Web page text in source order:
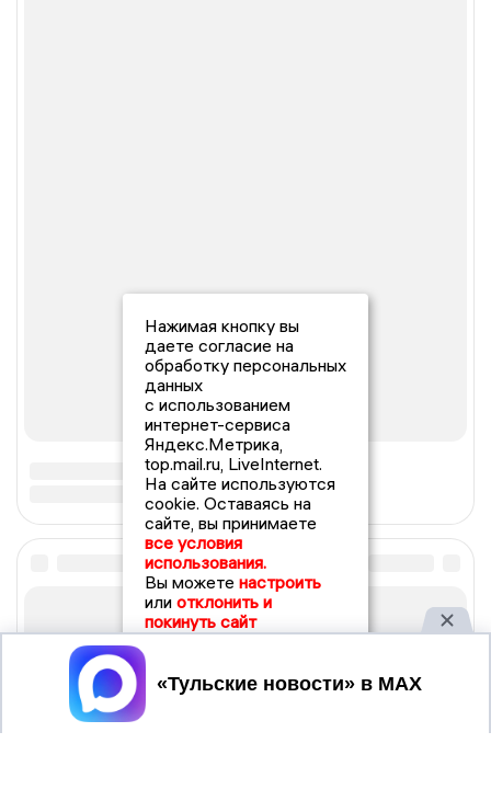
Нажимая кнопку вы
даете согласие на
обработку персональных
данных
с использованием
интернет-сервиса
Яндекс.Метрика,
top.mail.ru, LiveInternet.
На сайте используются
cookie. Оставаясь на
сайте, вы принимаете
все условия
использования.
Вы можете настроить
или отклонить и
покинуть сайт
Принять